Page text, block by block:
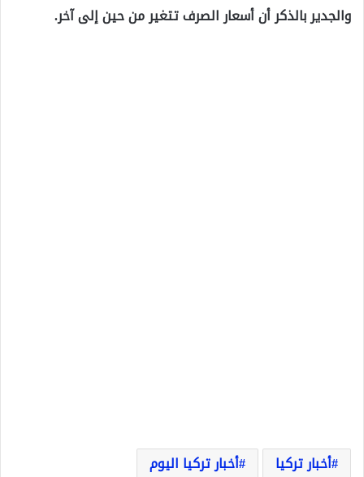
والجدير بالذكر أن أسعار الصرف تتغير من حين إلى آخر.
أخبار تركيا
أخبار تركيا اليوم